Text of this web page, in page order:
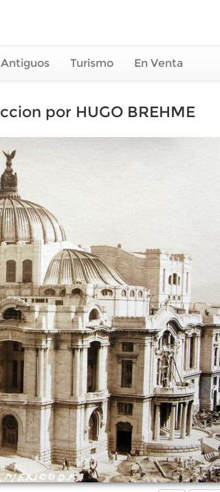
Turismo En Venta
por HUGO BREHME